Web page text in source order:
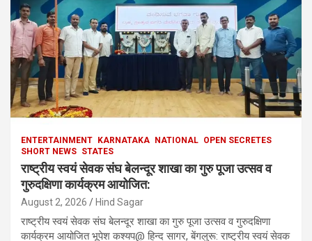
ENTERTAINMENT KARNATAKA NATIONAL OPEN SECRETES
SHORT NEWS STATES
राष्ट्रीय स्वयं सेवक संघ बेलन्दूर शाखा का गुरु पूजा उत्सव व
गुरुदक्षिणा कार्यक्रम आयोजित:
August 2, 2026 Hind Sagar
राष्ट्रीय स्वयं सेवक संघ बेलन्दूर शाखा का गुरु पूजा उत्सव व गुरुदक्षिणा
कार्यक्रम आयोजित भूपेश कश्यप@ हिन्द सागर, बेंगलुरू: राष्ट्रीय स्वयं सेवक